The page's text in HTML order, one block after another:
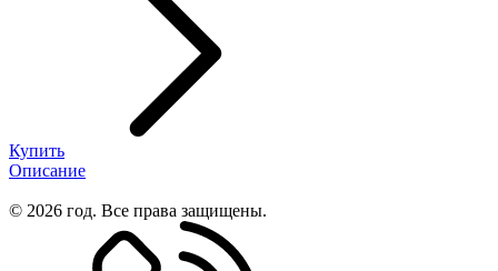
Купить
Описание
© 2026 год. Все права защищены.